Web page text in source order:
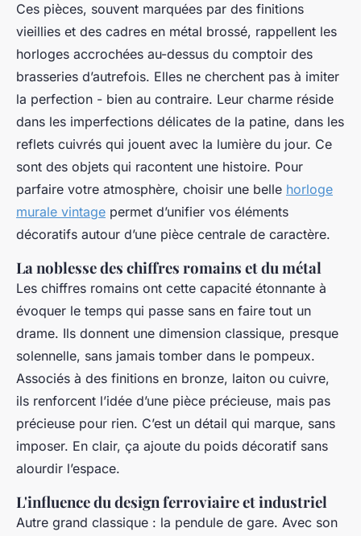
Ces pièces, souvent marquées par des finitions
vieillies et des cadres en métal brossé, rappellent les
horloges accrochées au-dessus du comptoir des
brasseries d’autrefois. Elles ne cherchent pas à imiter
la perfection - bien au contraire. Leur charme réside
dans les imperfections délicates de la patine, dans les
reflets cuivrés qui jouent avec la lumière du jour. Ce
sont des objets qui racontent une histoire. Pour
parfaire votre atmosphère, choisir une belle horloge
murale vintage permet d’unifier vos éléments
décoratifs autour d’une pièce centrale de caractère.
La noblesse des chiffres romains et du métal
Les chiffres romains ont cette capacité étonnante à
évoquer le temps qui passe sans en faire tout un
drame. Ils donnent une dimension classique, presque
solennelle, sans jamais tomber dans le pompeux.
Associés à des finitions en bronze, laiton ou cuivre,
ils renforcent l’idée d’une pièce précieuse, mais pas
précieuse pour rien. C’est un détail qui marque, sans
imposer. En clair, ça ajoute du poids décoratif sans
alourdir l’espace.
L'influence du design ferroviaire et industriel
Autre grand classique : la pendule de gare. Avec son